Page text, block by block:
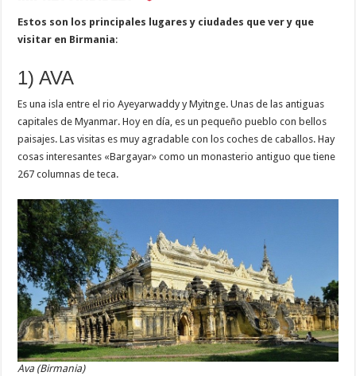
Estos son los principales lugares y ciudades que ver y que
visitar en Birmania:
1) AVA
Es una isla entre el rio Ayeyarwaddy y Myitnge. Unas de las antiguas
capitales de Myanmar. Hoy en día, es un pequeño pueblo con bellos
paisajes. Las visitas es muy agradable con los coches de caballos. Hay
cosas interesantes «Bargayar» como un monasterio antiguo que tiene
267 columnas de teca.
Ava (Birmania)